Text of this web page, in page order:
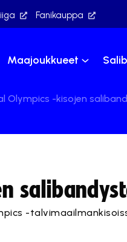
Fanikauppa
Maajoukkueet
Olympics -kisojen
-